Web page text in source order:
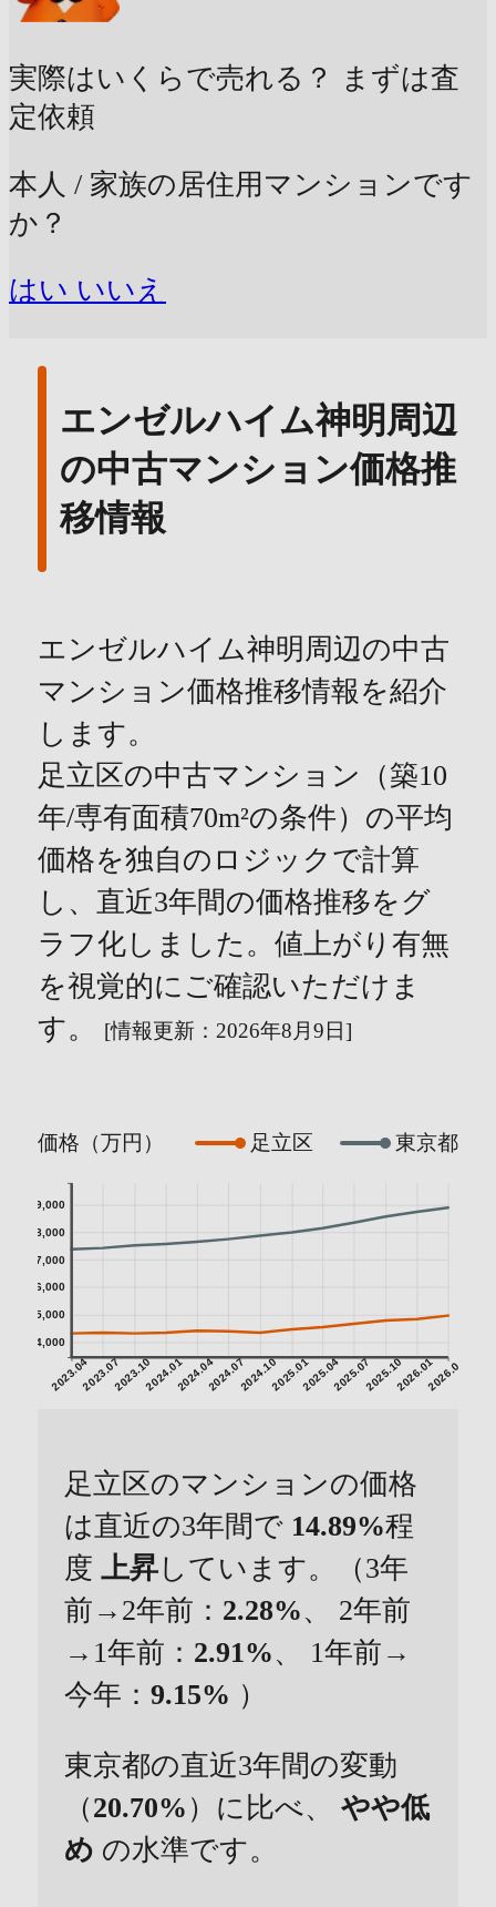
実際はいくらで売れる？
まずは査
定依頼
本人 / 家族の居住用マンションです
か？
はい いいえ
エンゼルハイム神明周辺
の中古マンション価格推
移情報
エンゼルハイム神明周辺の中古
マンション価格推移情報を紹介
します。
足立区の中古マンション（築10
年/専有面積70m²の条件）の平均
価格を独自のロジックで計算
し、直近3年間の価格推移をグ
ラフ化しました。値上がり有無
を視覚的にご確認いただけま
す。
[情報更新：2026年8月9日]
価格（万円） 足立区 東京都
2023.042023.072023.102024.012024.042024.072024.102025.012025.042025.072025.102026.012026.04
4,000
5,000
6,000
7,000
8,000
9,000
足立区のマンションの価格
は直近の3年間で 14.89%程
度 上昇しています。（3年
前→2年前： 2.28%、 2年前
→1年前： 2.91%、 1年前→
今年： 9.15% ）
東京都の直近3年間の変動
（20.70% ）に比べ、
やや低
め の水準です。